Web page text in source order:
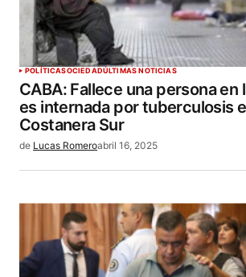
POLÍTICASOCIEDADÚLTIMAS NOTICIAS
CABA: Fallece una persona en
es internada por tuberculosis
Costanera Sur
de Lucas Romeroabril 16, 2025